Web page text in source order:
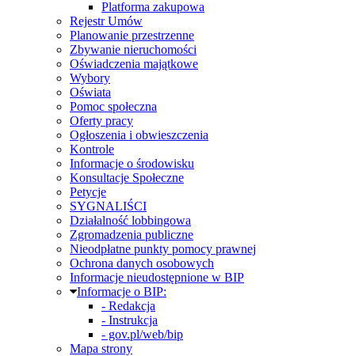
Platforma zakupowa
Rejestr Umów
Planowanie przestrzenne
Zbywanie nieruchomości
Oświadczenia majątkowe
Wybory
Oświata
Pomoc społeczna
Oferty pracy
Ogłoszenia i obwieszczenia
Kontrole
Informacje o środowisku
Konsultacje Społeczne
Petycje
SYGNALIŚCI
Działalność lobbingowa
Zgromadzenia publiczne
Nieodpłatne punkty pomocy prawnej
Ochrona danych osobowych
Informacje nieudostępnione w BIP
Informacje o BIP:
- Redakcja
- Instrukcja
- gov.pl/web/bip
Mapa strony